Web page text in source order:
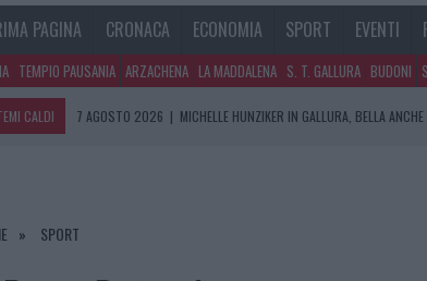
PAGINA CRONACA ECONOMIA SPORT EVENTI
TEMPIO PAUSANIA ARZACHENA LA MADDALENA S. T. GALLURA BUDONI
CALDI 7 AGOSTO 2026 | MICHELLE HUNZIKER IN GALLURA, BELLA
AGOSTO 2026
SPORT